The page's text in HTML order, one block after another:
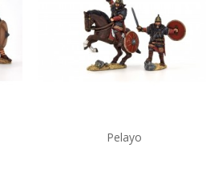
Añadir al carrito
Pelayo